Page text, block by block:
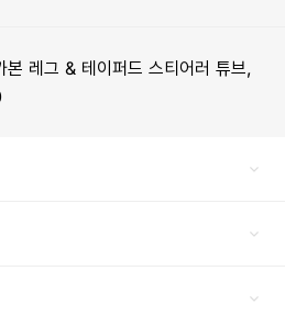
레그 & 테이퍼드 스티어러 튜브,